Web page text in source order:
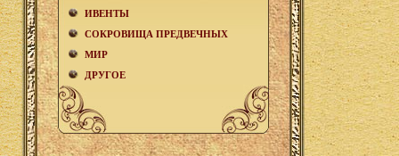
ИВЕНТЫ
СОКРОВИЩА ПРЕДВЕЧНЫХ
МИР
ДРУГОЕ